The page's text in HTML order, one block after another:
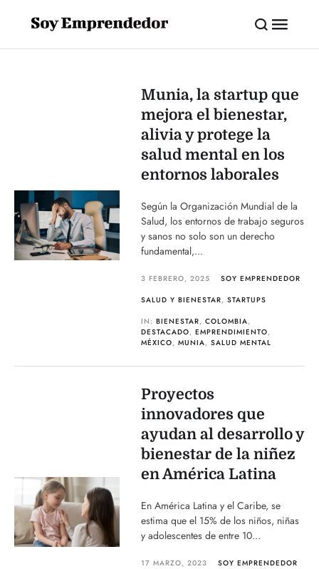
Munia, la startup que
mejora el bienestar,
alivia y protege la
salud mental en los
entornos laborales
Según la Organización Mundial de la
Salud, los entornos de trabajo seguros
y sanos no solo son un derecho
fundamental,...
3 FEBRERO, 2025
SOY EMPRENDEDOR
SALUD Y BIENESTAR,STARTUPS
IN:BIENESTAR,COLOMBIA,
DESTACADO,EMPRENDIMIENTO,
MÉXICO,MUNIA,SALUD MENTAL
Proyectos
innovadores que
ayudan al desarrollo y
bienestar de la niñez
en América Latina
En América Latina y el Caribe, se
estima que el 15% de los niños, niñas
y adolescentes de entre 10...
17 MARZO, 2023
SOY EMPRENDEDOR